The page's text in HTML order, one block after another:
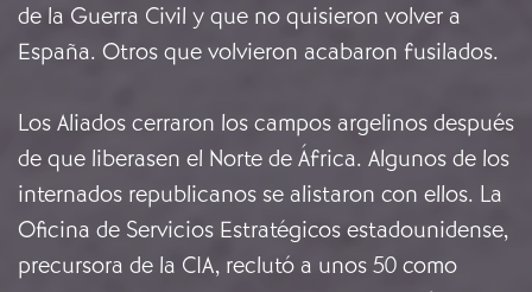
de la Guerra Civil y que no quisieron volver a
España. Otros que volvieron acabaron fusilados.
Los Aliados cerraron los campos argelinos después
de que liberasen el Norte de África. Algunos de los
internados republicanos se alistaron con ellos. La
Oficina de Servicios Estratégicos estadounidense,
precursora de la CIA, reclutó a unos 50 como